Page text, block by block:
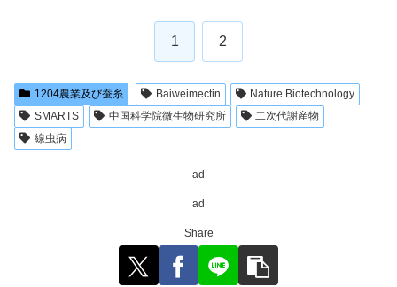
1 2
1204農業及び蚕糸 Baiweimectin
Nature Biotechnology
SMARTS
中国科学院微生物研究所
二次代謝産物
線虫病
ad
ad
Share